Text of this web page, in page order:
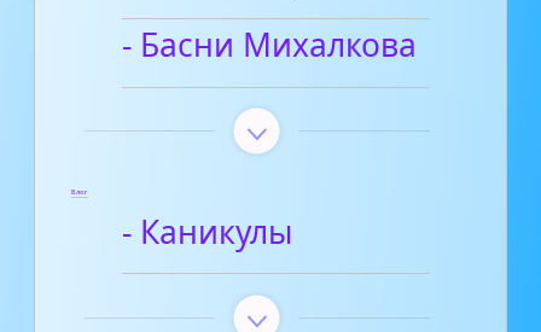
- Басни Михалкова
Блог
- Каникулы